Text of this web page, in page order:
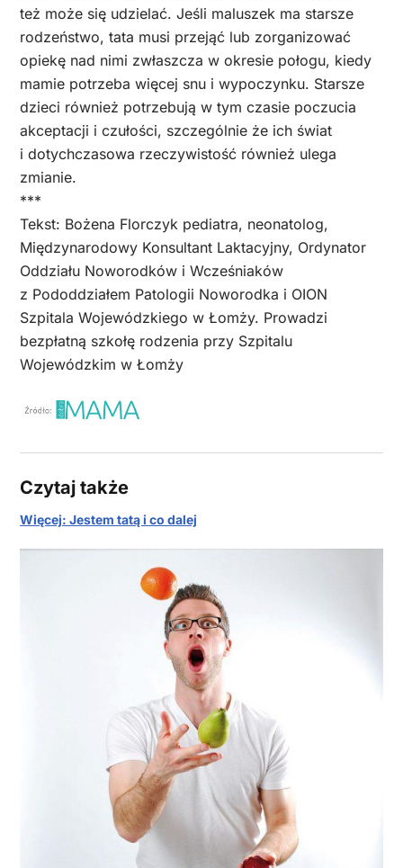
też może się udzielać. Jeśli maluszek ma starsze
rodzeństwo, tata musi przejąć lub zorganizować
opiekę nad nimi zwłaszcza w okresie połogu, kiedy
mamie potrzeba więcej snu i wypoczynku. Starsze
dzieci również potrzebują w tym czasie poczucia
akceptacji i czułości, szczególnie że ich świat
i dotychczasowa rzeczywistość również ulega
zmianie.
***
Tekst: Bożena Florczyk pediatra, neonatolog,
Międzynarodowy Konsultant Laktacyjny, Ordynator
Oddziału Noworodków i Wcześniaków
z Pododdziałem Patologii Noworodka i OION
Szpitala Wojewódzkiego w Łomży. Prowadzi
bezpłatną szkołę rodzenia przy Szpitalu
Wojewódzkim w Łomży
Czytaj także
Więcej: Jestem tatą i co dalej